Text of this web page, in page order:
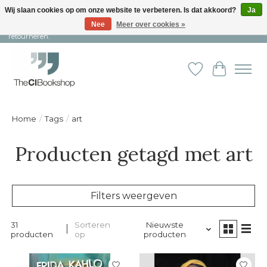
Snelle levering en persoonlijke service ︱ Niet goed? Geld terug! ︱ Gratis
retourneren.
Verlanglijst
Home / Tags / art
Producten getagd met art
Filters weergeven
31
producten
Sorteren
op
Nieuwste
producten
Wij slaan cookies op om onze website te verbeteren. Is dat akkoord?
Ja
Nee
Meer over cookies »